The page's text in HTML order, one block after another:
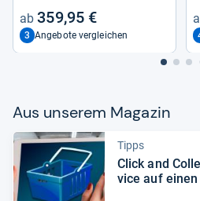
359,95 €
3 Angebote vergleichen
Aus unse­rem Maga­zin
Tipps
Click and
vice auf